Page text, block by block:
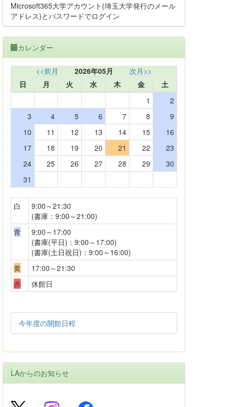
Microsoft365大学アカウント(埼玉大学発行のメール
アドレス)とパスワードでログイン
カレンダー
<<前月 2026年05月
次月>>
日
月 火 水 木 金
土
1
2
3
4 5 6 7 8
9
10
11 12 13 14 15
16
17
18 19 20 21 22
23
24
25 26 27 28 29
30
31
白
9:00～21:30
(書庫：9:00～21:00)
青
9:00～17:00
(書庫(平日)：9:00～17:00)
(書庫(土日祝日)：9:00～16:00)
黄
17:00～21:30
赤
休館日
今年度の開館日程
LAからのお知らせ